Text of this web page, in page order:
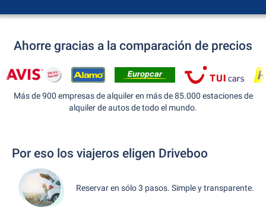
Ahorre gracias a la comparación de precios
Más de 900 empresas de alquiler en más de 85.000 estaciones de
alquiler de autos de todo el mundo.
Por eso los viajeros eligen Driveboo
Reservar en sólo 3 pasos. Simple y transparente.